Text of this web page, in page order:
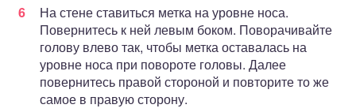
На стене ставиться метка на уровне носа.
Повернитесь к ней левым боком. Поворачивайте
голову влево так, чтобы метка оставалась на
уровне носа при повороте головы. Далее
повернитесь правой стороной и повторите то же
самое в правую сторону.